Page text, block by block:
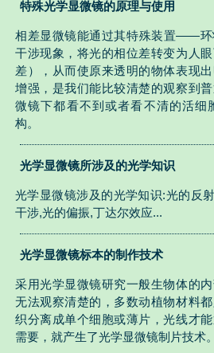
特殊光学显微镜的原理与使用
相差显微镜能通过其特殊装置——环
干涉现象，将光的相位差转变为人
差），从而使原来透明的物体表现
增强，是我们能比较清楚的观察到
微镜下都看不到或者看不清的活细
构。
光学显微镜所涉及的光学知识
光学显微镜涉及的光学知识:光的反
干涉,光的偏振,丁达尔效应...
光学显微镜标本的制作技术
采用光学显微镜研究一般生物体的
无法观察清楚的，多数动植物材料
织分离成单个细胞或薄片，光线才
需要，就产生了光学显微镜制片技术。